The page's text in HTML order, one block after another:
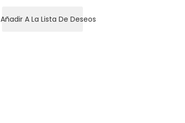
Añadir A La Lista De Deseos